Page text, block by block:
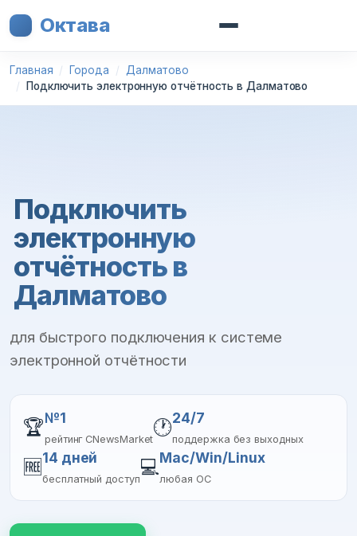
Октава
Главная Города
Далматово
Подключить электронную отчётность в Далматово
Подключить
электронную
отчётность в
Далматово
для быстрого подключения к системе
электронной отчётности
🏆№1
рейтинг CNewsMarket
🕐24/7
поддержка без выходных
🆓14 дней
бесплатный доступ
💻Mac/Win/Linux
любая ОС